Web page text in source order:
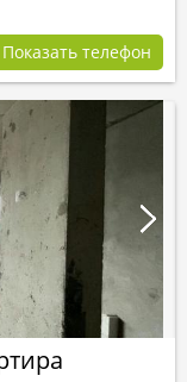
Показать телефон